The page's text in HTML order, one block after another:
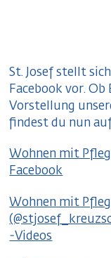
St. Josef stellt
Facebook vor.
Vorstellung
findest du nun
Wohnen mit
Facebook
Wohnen mit
-Videos